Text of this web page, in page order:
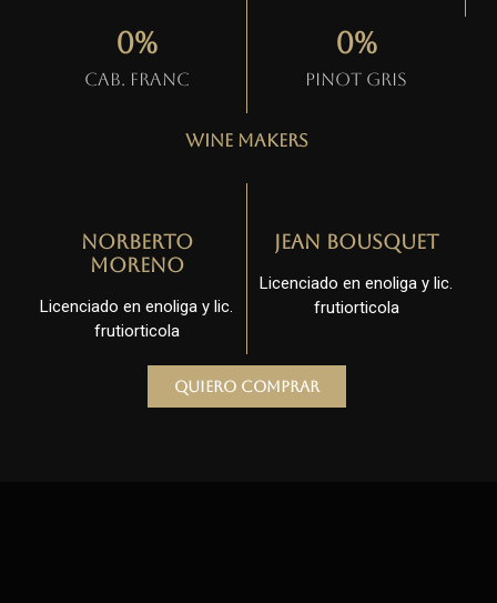
Cab. Franc
0%
Pinot gris
0%
Wine Makers
Norberto
Moreno
Licenciado en enoliga y lic.
frutiorticola
Jean Bousquet
Licenciado en enoliga y lic.
frutiorticola
Quiero comprar